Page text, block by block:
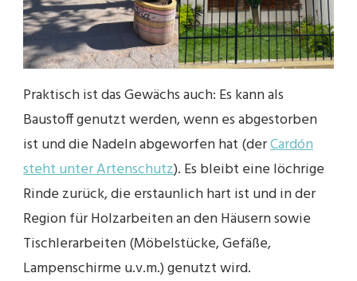
Praktisch ist das Gewächs auch: Es kann als
Baustoff genutzt werden, wenn es abgestorben
ist und die Nadeln abgeworfen hat (derCardón
steht unter Artenschutz). Es bleibt eine löchrige
Rinde zurück, die erstaunlich hart ist und in der
Region für Holzarbeiten an den Häusern sowie
Tischlerarbeiten (Möbelstücke, Gefäße,
Lampenschirme u.v.m.) genutzt wird.